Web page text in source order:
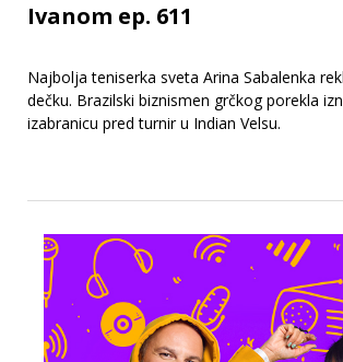
Ivanom ep. 611
Najbolja teniserka sveta Arina Sabalenka
dečku. Brazilski biznismen grčkog porekla
izabranicu pred turnir u Indian Velsu.